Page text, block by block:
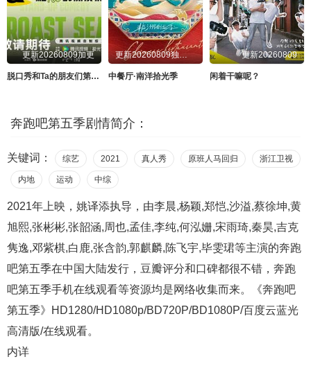
更新20260809加更
脱口秀和Ta的朋友们第三季
更新20260809独家直拍第8期
中餐厅·南洋拾光季
更新20260809
闲着干嘛呢？
奔跑吧第五季剧情简介：
关键词： 综艺 2021 真人秀 原班人马回归 浙江卫视
内地 运动 中综
2021年上映，姚译添执导，由李晨,杨颖,郑恺,沙溢,蔡徐坤,黄
旭熙,张彬彬,张韶涵,周也,孟佳,李纯,何泓姗,宋雨琦,秦昊,吉克
隽逸,邓紫棋,白鹿,张含韵,郭麒麟,陈飞宇,毕雯珺等主演的奔跑
吧第五季在中国大陆发行，豆瓣评分和口碑都很不错，奔跑
吧第五季手机在线观看等资源均是网络收集而来。《奔跑吧
第五季》HD1280/HD1080p/BD720P/BD1080P/百度云蓝光
高清版/在线观看。
内详